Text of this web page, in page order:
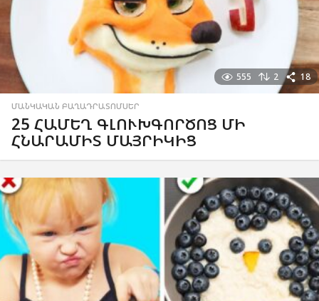
555 2 18
ՄԱՆԿԱԿԱՆ ԲԱՂԱԴՐԱՏՈՄՍԵՐ
25 ՀԱՄԵՂ ԳԼՈՒԽԳՈՐԾՈՑ ՄԻ
ՀՆԱՐԱՄԻՏ ՄԱՅՐԻԿԻՑ